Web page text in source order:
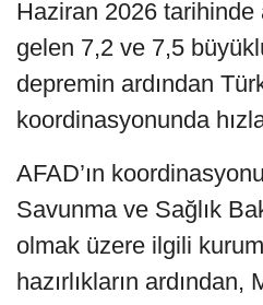
Haziran 2026
gelen 7,2 ve 7,5
depremin ardından
koordinasyonunda
AFAD’ın
Savunma ve Sağlık
olmak üzere ilgili
hazırlıkların